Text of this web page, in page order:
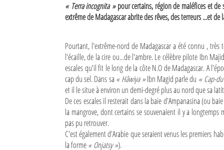
L'actualité du tourisme
« Terra incognita »pour certains, région de maléfices et de
extrême de Madagascar abrite des rêves, des terreurs ...et de
Pourtant, l'extrême-nord de Madagascar a été connu ,
l'écaille, de la cire ou...de l'ambre. Le célèbre pilote Ibn
escales qu'il fit le long de la côte N.O de Madagascar. A
cap du sel. Dans sa « Hâwiya »Ibn Magid parle du « Cap-
et il le situe à environ un demi-degré plus au nord que sa
De ces escales il resterait dans la baie d'Ampanasina (ou
la mangrove, dont certains se souvenaient il y a
pas pu retrouver.
C'est également d'Arabie que seraient venus les premiers
la forme« Onjatsy »).